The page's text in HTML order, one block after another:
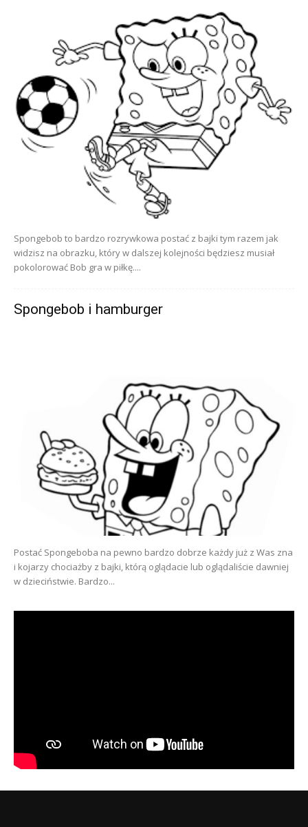
Spongebob to bardzo rozrywkowa postać z bajki tym razem jak
widzisz na obrazku, który w dalszej kolejności będziesz musiał
pokolorować Bob gra w piłkę....
Spongebob i hamburger
Postać Spongeboba na pewno bardzo dobrze każdy już z Was zna
i kojarzy chociażby z bajki, którą oglądacie lub oglądaliście dawniej
w dzieciństwie. Bardzo...